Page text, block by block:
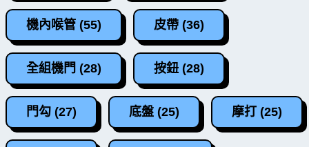
機內喉管 (55) 皮帶 (36)
全組機門 (28) 按鈕 (28)
門勾 (27) 底盤 (25) 摩打 (25)